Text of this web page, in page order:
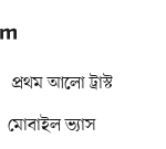
প্রথম আলো ট্রাস্ট
মোবাইল ভ্যাস